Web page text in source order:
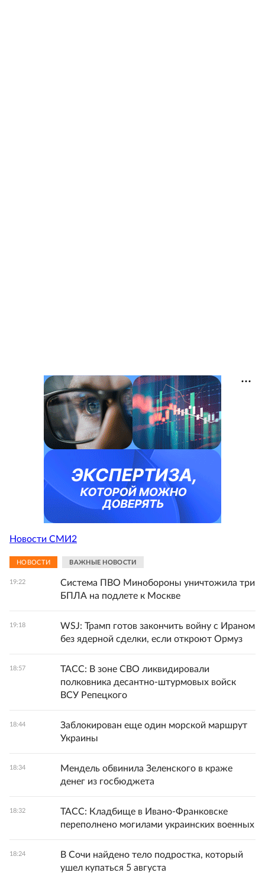
Новости СМИ2
НОВОСТИ ВАЖНЫЕ НОВОСТИ
19:22
Система ПВО Минобороны уничтожила три
БПЛА на подлете к Москве
19:18
WSJ: Трамп готов закончить войну с Ираном
без ядерной сделки, если откроют Ормуз
18:57
ТАСС: В зоне СВО ликвидировали
полковника десантно-штурмовых войск
ВСУ Репецкого
18:44
Заблокирован еще один морской маршрут
Украины
18:34
Мендель обвинила Зеленского в краже
денег из госбюджета
18:32
ТАСС: Кладбище в Ивано-Франковске
переполнено могилами украинских военных
18:24
В Сочи найдено тело подростка, который
ушел купаться 5 августа